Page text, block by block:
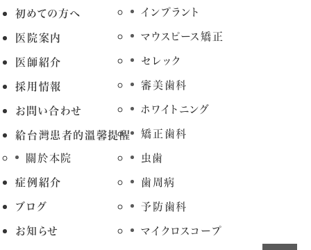
初めての方へ
医院案内
医師紹介
採用情報
お問い合わせ
給台灣患者的溫馨提醒
關於本院
症例紹介
ブログ
お知らせ
インプラント
マウスピース矯正
セレック
審美歯科
ホワイトニング
矯正歯科
虫歯
歯周病
予防歯科
マイクロスコープ